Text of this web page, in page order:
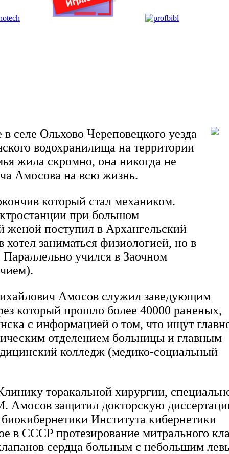
селе Ольхово Череповецкого уезда
водохранилища на территории
жила скромно, она никогда не
Амосова на всю жизнь.
который стал механиком.
при большом
женой поступил в Архангельский
заниматься физиологией, но в
учился в Заочном
Амосов служил заведующим
который прошло более 40000 раненых,
с информацией о том, что ищут
отделением больницы и главным
колледж (медико-социальный
торакальной хирургии,
Амосов защитил докторскую
Института кибернетики
в СССР протезирование митрального
сердца больным с небольшим